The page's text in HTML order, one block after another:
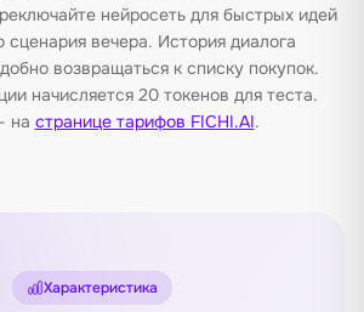
нейросеть для быстрых идей
сценария вечера. История диалога
возвращаться к списку покупок.
начисляется 20 токенов для теста.
на странице тарифов FICHI.AI.
Характеристика